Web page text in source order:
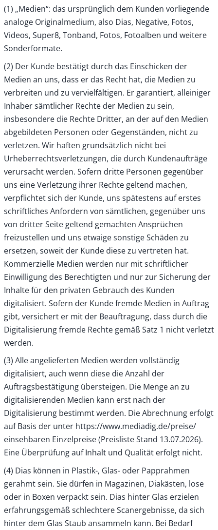
(1) „Medien“: das ursprünglich dem Kunden vorliegende
analoge Originalmedium, also Dias, Negative, Fotos,
Videos, Super8, Tonband, Fotos, Fotoalben und weitere
Sonderformate.
(2) Der Kunde bestätigt durch das Einschicken der
Medien an uns, dass er das Recht hat, die Medien zu
verbreiten und zu vervielfältigen. Er garantiert, alleiniger
Inhaber sämtlicher Rechte der Medien zu sein,
insbesondere die Rechte Dritter, an der auf den Medien
abgebildeten Personen oder Gegenständen, nicht zu
verletzen. Wir haften grundsätzlich nicht bei
Urheberrechtsverletzungen, die durch Kundenaufträge
verursacht werden. Sofern dritte Personen gegenüber
uns eine Verletzung ihrer Rechte geltend machen,
verpflichtet sich der Kunde, uns spätestens auf erstes
schriftliches Anfordern von sämtlichen, gegenüber uns
von dritter Seite geltend gemachten Ansprüchen
freizustellen und uns etwaige sonstige Schäden zu
ersetzen, soweit der Kunde diese zu vertreten hat.
Kommerzielle Medien werden nur mit schriftlicher
Einwilligung des Berechtigten und nur zur Sicherung der
Inhalte für den privaten Gebrauch des Kunden
digitalisiert. Sofern der Kunde fremde Medien in Auftrag
gibt, versichert er mit der Beauftragung, dass durch die
Digitalisierung fremde Rechte gemäß Satz 1 nicht verletzt
werden.
(3) Alle angelieferten Medien werden vollständig
digitalisiert, auch wenn diese die Anzahl der
Auftragsbestätigung übersteigen. Die Menge an zu
digitalisierenden Medien kann erst nach der
Digitalisierung bestimmt werden. Die Abrechnung erfolgt
auf Basis der unter https://www.mediadig.de/preise/
einsehbaren Einzelpreise (Preisliste Stand 13.07.2026).
Eine Überprüfung auf Inhalt und Qualität erfolgt nicht.
(4) Dias können in Plastik-, Glas- oder Papprahmen
gerahmt sein. Sie dürfen in Magazinen, Diakästen, lose
oder in Boxen verpackt sein. Dias hinter Glas erzielen
erfahrungsgemäß schlechtere Scanergebnisse, da sich
hinter dem Glas Staub ansammeln kann. Bei Bedarf